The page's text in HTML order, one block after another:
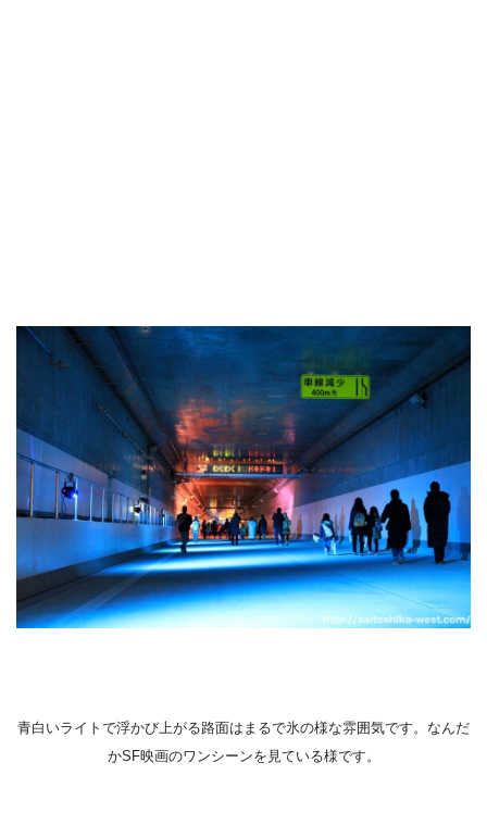
青白いライトで浮かび上がる路面はまるで氷の様な雰囲気です。なんだ
かSF映画のワンシーンを見ている様です。